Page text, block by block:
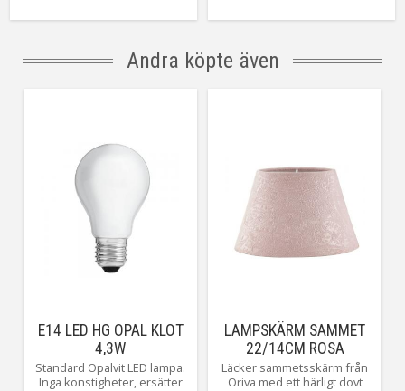
Andra köpte även
E14 LED HG OPAL KLOT
4,3W
Standard Opalvit LED lampa.
Inga konstigheter, ersätter
LAMPSKÄRM SAMMET
22/14CM ROSA
Läcker sammetsskärm från
Oriva med ett härligt dovt